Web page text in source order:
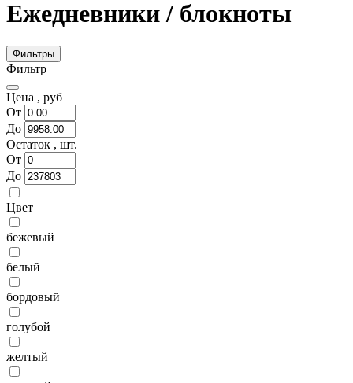
Ежедневники / блокноты
Фильтры
Фильтр
Цена , руб
От
До
Остаток , шт.
От
До
Цвет
бежевый
белый
бордовый
голубой
желтый